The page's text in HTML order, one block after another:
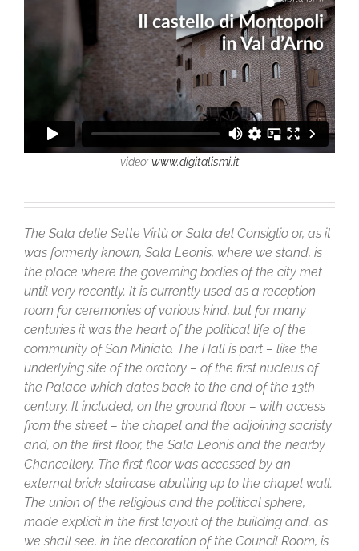
video:www.digitalismi.it
The Sala delle Sette Virtù or Sala del Consiglio or, as it
was formerly known, Sala Leonis, where we stand, is
the place where the governing bodies of the city met
until very recently. It is currently used as a reception
room for ceremonies of various kind, but for many
centuries it was the heart of the political life of the
community of San Miniato. The Hall is part – like the
underlying site of the oratory – of the first nucleus of
the Palace which dates back to the end of the 13th
century. It included, on the ground floor – with access
from the street – the chapel and the adjoining sacristy
and, on the first floor, the Sala Leonis and the nearby
Chancellery. The first floor was accessed by an
external brick staircase abutting up to the chapel wall.
The union of the religious and the political sphere,
made explicit in the first layout of the building and, as
we shall see, in the decoration of the Council Room, is